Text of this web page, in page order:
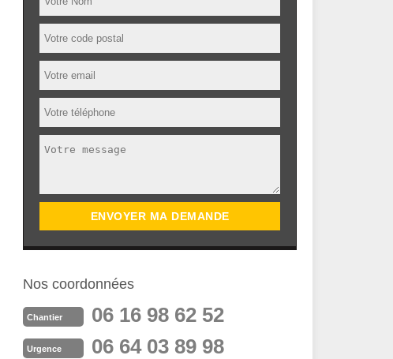
Nos coordonnées
Chantier 06 16 98 62 52
Urgence 06 64 03 89 98